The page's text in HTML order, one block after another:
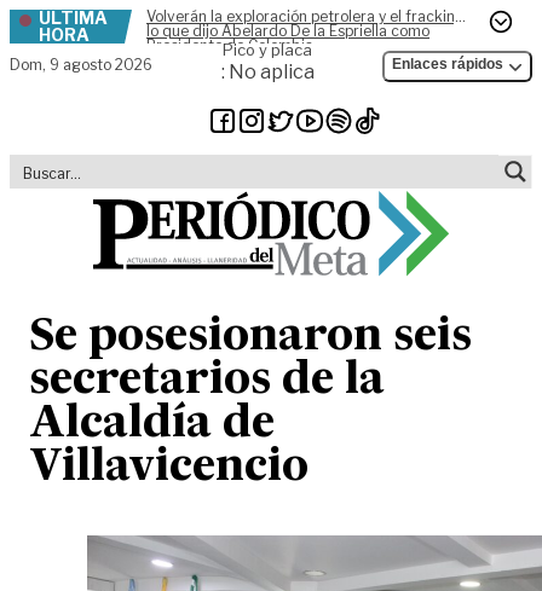
Skip to content
ÚLTIMA
HORA
Volverán la exploración petrolera y el fracking,
lo que dijo Abelardo De la Espriella como
Presidente de Colombia
Dom, 9 agosto 2026
Pico y placa
: No aplica Enlaces rápidos
Se posesionaron seis
secretarios de la
Alcaldía de
Villavicencio